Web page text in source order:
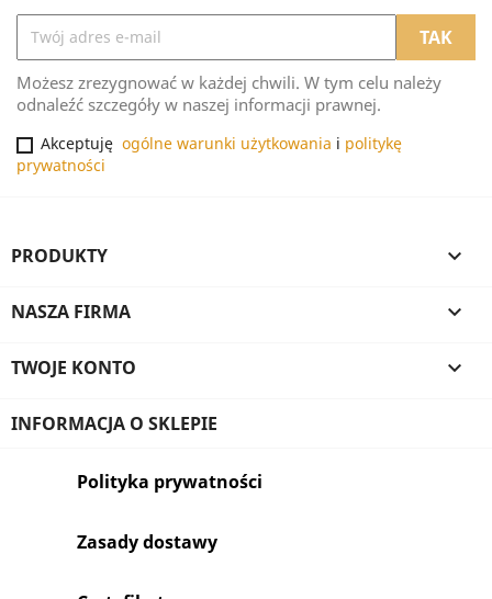
Możesz zrezygnować w każdej chwili. W tym celu należy
odnaleźć szczegóły w naszej informacji prawnej.
Akceptuję ogólne warunki użytkowania i politykę
prywatności
PRODUKTY 
NASZA FIRMA 
TWOJE KONTO 
INFORMACJA O SKLEPIE
Polityka prywatności
Zasady dostawy